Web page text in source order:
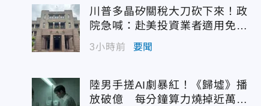
川普多晶矽關稅大刀砍下來！政
院急喊：赴美投資業者適用免稅
配額
3小時前 要聞
陸男手搓AI劇暴紅！《歸墟》播
放破億 每分鐘算力燒掉近萬台